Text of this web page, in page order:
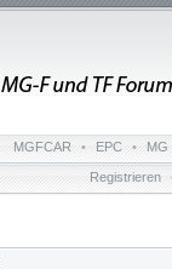
MGFCAR • EPC • MG
Registrieren